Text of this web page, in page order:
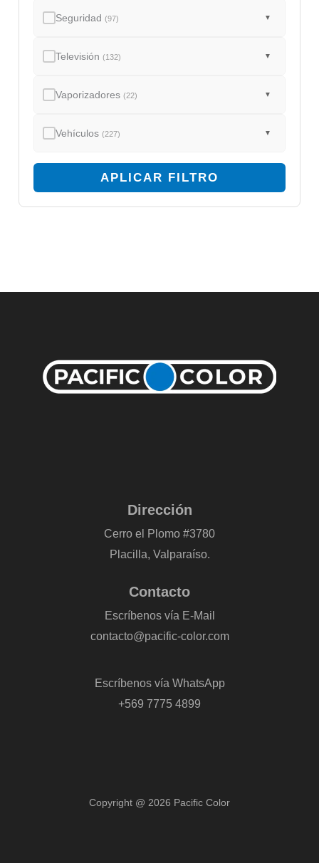
Seguridad(97) ▼
Televisión(132) ▼
Vaporizadores(22) ▼
Vehículos(227) ▼
APLICAR FILTRO
Dirección
Cerro el Plomo #3780
Placilla, Valparaíso.
Contacto
Escríbenos vía E-Mail
contacto@pacific-color.com
Escríbenos vía WhatsApp
+569 7775 4899
Copyright @ 2026 Pacific Color